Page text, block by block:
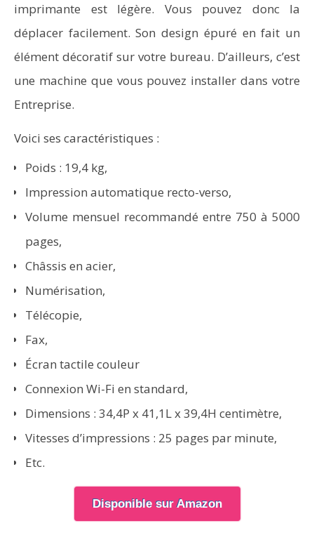
imprimante est légère. Vous pouvez donc la
déplacer facilement. Son design épuré en fait un
élément décoratif sur votre bureau. D’ailleurs, c’est
une machine que vous pouvez installer dans votre
Entreprise.
Voici ses caractéristiques :
Poids : 19,4 kg,
Impression automatique recto-verso,
Volume mensuel recommandé entre 750 à 5000
pages,
Châssis en acier,
Numérisation,
Télécopie,
Fax,
Écran tactile couleur
Connexion Wi-Fi en standard,
Dimensions : 34,4P x 41,1L x 39,4H centimètre,
Vitesses d’impressions : 25 pages par minute,
Etc.
Disponible sur Amazon